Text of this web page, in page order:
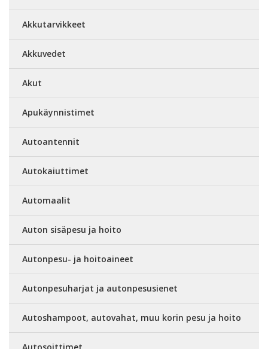
Akkutarvikkeet
Akkuvedet
Akut
Apukäynnistimet
Autoantennit
Autokaiuttimet
Automaalit
Auton sisäpesu ja hoito
Autonpesu- ja hoitoaineet
Autonpesuharjat ja autonpesusienet
Autoshampoot, autovahat, muu korin pesu ja hoito